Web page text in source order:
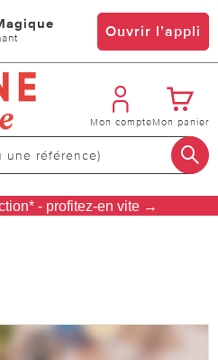
Ouvrir l’appli
Mon compteMon panier
- profitez-en vite →